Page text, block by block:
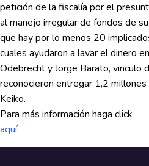
petición de la fiscalía por el
al manejo irregular de fondos de
que hay por lo menos 20
cuales ayudaron a lavar el dinero
Odebrecht y Jorge Barato, vinculo
reconocieron entregar 1,2
Keiko.
Para más información haga click
aquí.